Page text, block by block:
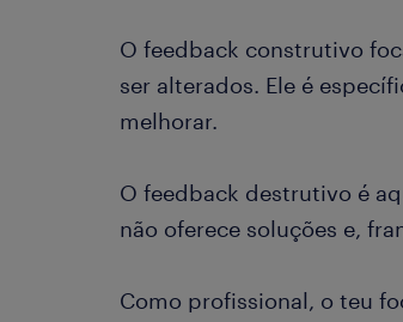
O feedback construtivo
ser alterados. Ele é
melhorar.
O feedback destrutivo é
não oferece soluções e,
Como profissional, o teu